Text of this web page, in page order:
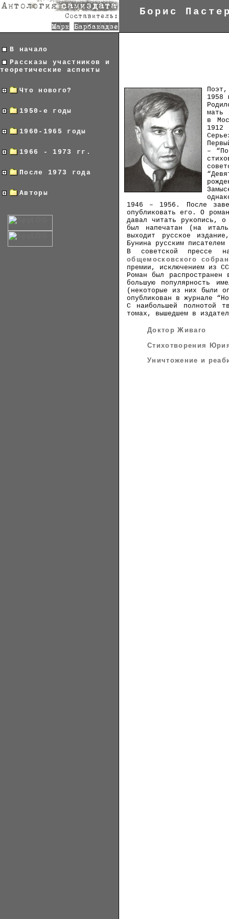
Борис
В начало
Рассказы участников и
теоретические аспекты
Что нового?
1950-е годы
1960-1965 годы
1966 - 1973 гг.
После 1973 года
Авторы
1958
мать
в
1912
–
1946 – 1956. После
опубликовать его. О
давал читать рукопись,
был напечатан (на
выходит русское
Бунина русским
В советской прессе
общемосковского
премии, исключением из
Роман был
большую популярность
(некоторые из них были
опубликован в журнале
С наибольшей полнотой
томах, вышедшем в
Доктор Живаго
Стихотворения
Уничтожение и